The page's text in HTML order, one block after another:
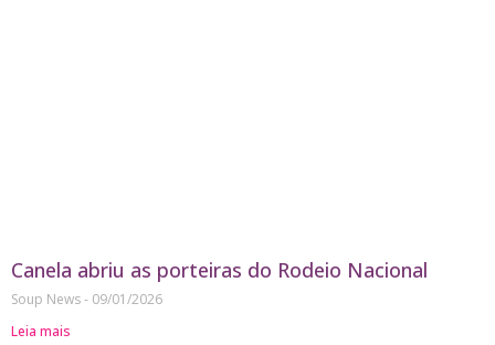
Canela abriu as porteiras do Rodeio Nacional
Soup News
09/01/2026
Leia mais